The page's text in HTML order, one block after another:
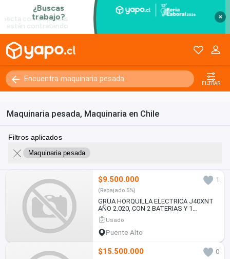
×
FILTRAR
Maquinaria pesada, Maquinaria en Chile
Filtros aplicados
Maquinaria pesada
$9.500.000 1
(Rebajado 5%)
GRUA HORQUILLA ELECTRICA J40XNT
AÑO 2.020, CON 2 BATERIAS Y 1
CARGADOR
Usado
Puente Alto
$15.500.000
0